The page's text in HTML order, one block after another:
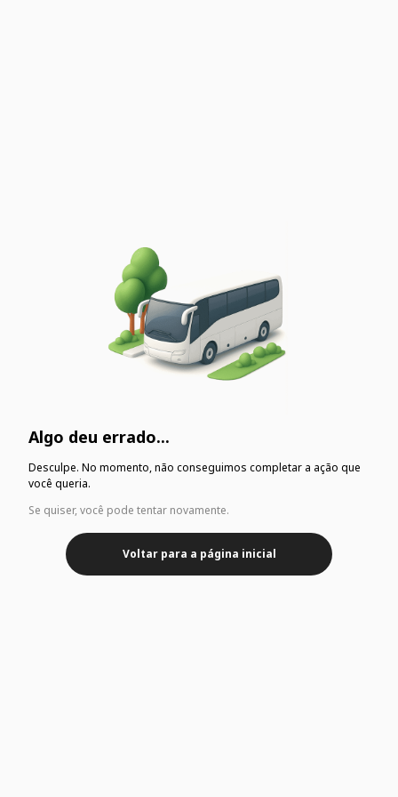
Algo deu errado...
Desculpe. No momento, não conseguimos completar a ação que
você queria.
Se quiser, você pode tentar novamente.
Voltar para a página inicial